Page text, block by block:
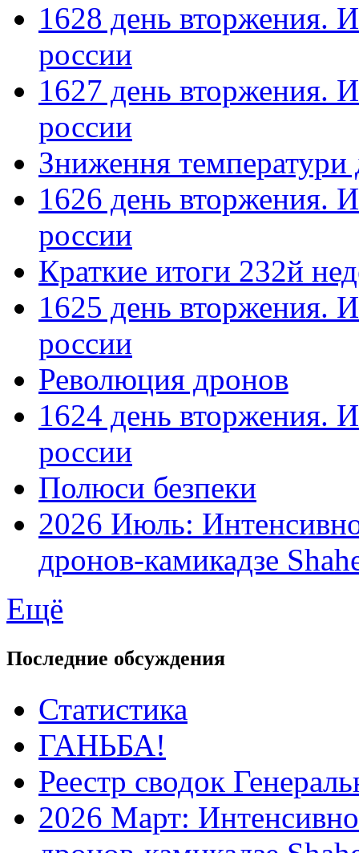
1628 день вторжения.
россии
1627 день вторжения.
россии
Зниження температури
1626 день вторжения.
россии
Краткие итоги 232й
1625 день вторжения.
россии
Революция дронов
1624 день вторжения.
россии
Полюси безпеки
2026 Июль:
дронов-камикадзе
Ещё
Последние обсуждения
Статистика
ГАНЬБА!
Реестр сводок
2026 Март: